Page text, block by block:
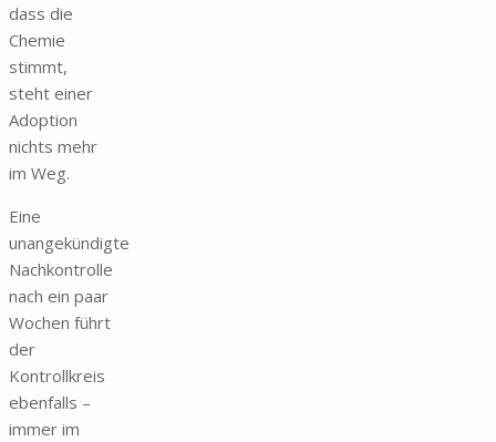
dass die
Chemie
stimmt,
steht einer
Adoption
nichts mehr
im Weg.
Eine
unangekündigte
Nachkontrolle
nach ein paar
Wochen führt
der
Kontrollkreis
ebenfalls –
immer im